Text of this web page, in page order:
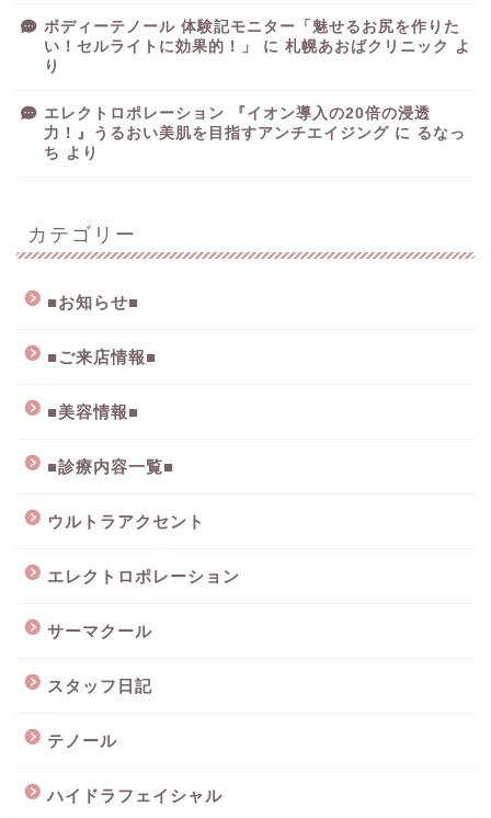
ボディーテノール 体験記モニター「魅せるお尻を作りた
い！セルライトに効果的！」
に 札幌あおばクリニック
よ
り
エレクトロポレーション 『イオン導入の20倍の浸透
力！』うるおい美肌を目指すアンチエイジング に るなっ
ち より
カテゴリー
■お知らせ■
■ご来店情報■
■美容情報■
■診療内容一覧■
ウルトラアクセント
エレクトロポレーション
サーマクール
スタッフ日記
テノール
ハイドラフェイシャル